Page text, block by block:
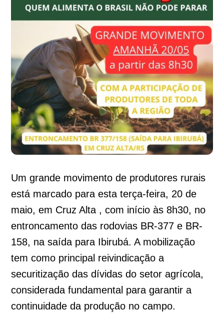
Um grande movimento de produtores rurais
está marcado para esta terça-feira, 20 de
maio, em Cruz Alta , com início às 8h30, no
entroncamento das rodovias BR-377 e BR-
158, na saída para Ibirubá. A mobilização
tem como principal reivindicação a
securitização das dívidas do setor agrícola,
considerada fundamental para garantir a
continuidade da produção no campo.